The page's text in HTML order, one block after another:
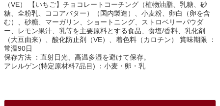
（VE） 【いちご】チョコレートコーチング（植物油脂、乳糖、砂
糖、全粉乳、ココアバター）（国内製造）、小麦粉、卵白（卵を含
む）、砂糖、マーガリン、ショートニング、ストロベリーパウダ
ー、レモン果汁、乳等を主要原料とする食品、食塩/香料、乳化剤
（大豆由来）、酸化防止剤（VE）、着色料（カロチン） 賞味期限 ：
常温90日
保存方法 ：直射日光、高温多湿を避けて保存。
アレルゲン(特定原材料7品目) ：小麦・卵・乳